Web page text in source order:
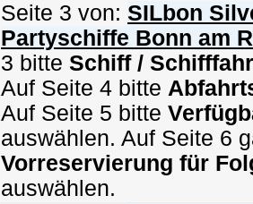
Seite 3 von: SILbon
Partyschiffe Bonn am
3 bitte Schiff /
Auf Seite 4 bitte
Auf Seite 5 bitte
auswählen. Auf Seite 6
Vorreservierung für
auswählen.